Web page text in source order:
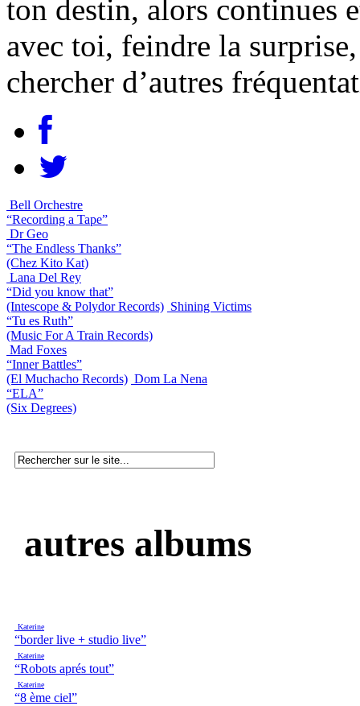
ton destin, alors continues
avec toi, feindre la
chercher d’autres
Bell Orchestre
“Recording a Tape”
Dr Geo
“The Endless Thanks”
(Chez Kito Kat)
Lana Del Rey
“Did you know that”
(Intescope & Polydor Records) Shining Victims
“Tu es Ruth”
(Music For A Train Records)
Mad Foxes
“Inner Battles”
(El Muchacho Records) Dom La Nena
“ELA”
(Six Degrees)
autres albums
Katerine
“border live + studio live”
Katerine
“Robots aprés tout”
Katerine
“8 ème ciel”